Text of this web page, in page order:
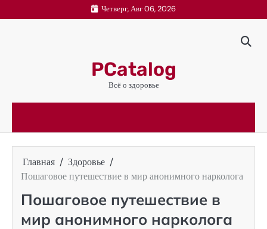
к
Четверг, Авг 06, 2026
PCatalog
Всё о здоровье
Главная
Здоровье
Пошаговое путешествие в мир анонимного нарколога
Пошаговое путешествие в
мир анонимного нарколога